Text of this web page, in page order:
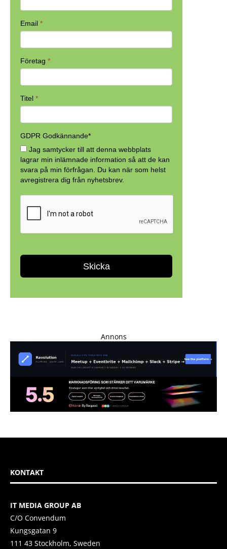
Annons
KONTAKT
IT MEDIA GROUP AB
C/O Convendum
Kungsgatan 9
111 43 Stockholm, Sweden